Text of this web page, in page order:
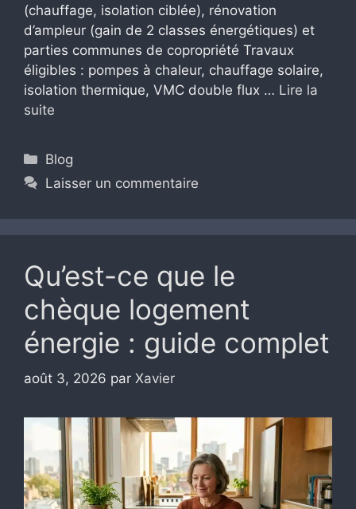
(chauffage, isolation ciblée), rénovation
d’ampleur (gain de 2 classes énergétiques) et
parties communes de copropriété Travaux
éligibles : pompes à chaleur, chauffage solaire,
isolation thermique, VMC double flux … Lire la
suite
Catégories
Blog
Laisser un commentaire
Qu’est-ce que le
chèque logement
énergie : guide complet
août 3, 2026 par Xavier